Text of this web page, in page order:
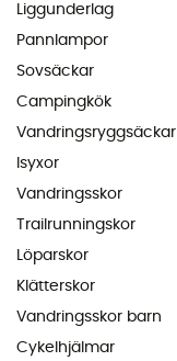
Liggunderlag
Pannlampor
Sovsäckar
Campingkök
Vandringsryggsäckar
Isyxor
Vandringsskor
Trailrunningskor
Löparskor
Klätterskor
Vandringsskor barn
Cykelhjälmar